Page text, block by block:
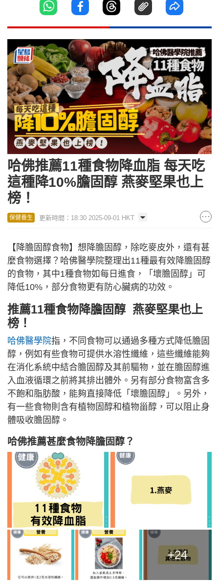
哈佛推薦11種食物降血脂 每天吃
這種降10%膽固醇 燕麥堅果也上
榜！
保健養生 更新時間：18:30 2025-09-01 HKT
【降膽固醇食物】想降膽固醇，除吃麥皮外，還有甚
麼食物選擇？哈佛醫學院整理出11種最有效降膽固醇
的食物，其中1種食物如每日進食，「壞膽固醇」可
降低10%，部分食物更有防心臟病的功效。
推薦11種食物降膽固醇 燕麥堅果也上
榜！
哈佛醫學院指，不同食物可以通過多種方式降低膽固
醇，例如有些食物可提供水溶性纖維，這些纖維能夠
在消化系統中結合膽固醇及其前驅物，並在膽固醇進
入血液循環之前將其排出體外。另有部分食物富含多
不飽和脂肪酸，能夠直接降低「壞膽固醇」。另外，
有一些食物則含有植物固醇和植物甾醇，可以阻止身
體吸收膽固醇。
哈佛推薦甚麼食物降膽固醇？
+24